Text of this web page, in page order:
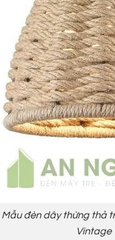
Mẫu đèn dây thừng thả
Vintage